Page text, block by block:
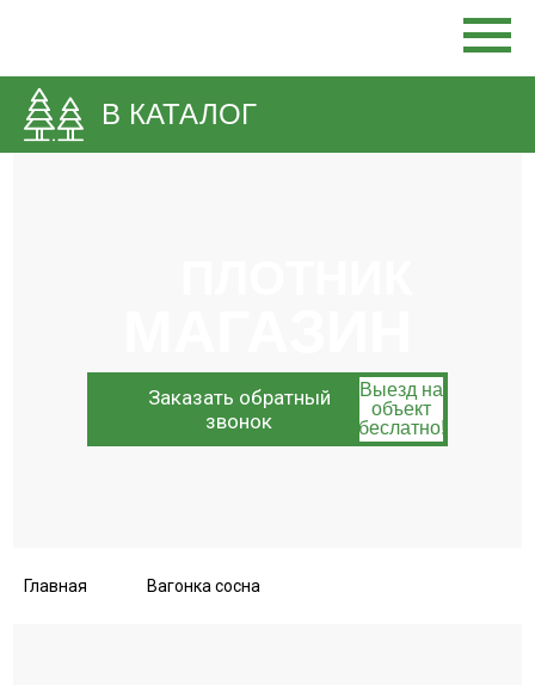
В КАТАЛОГ
Заказать обратный
звонок
Выезд на
объект
беслатно!
Главная Вагонка сосна